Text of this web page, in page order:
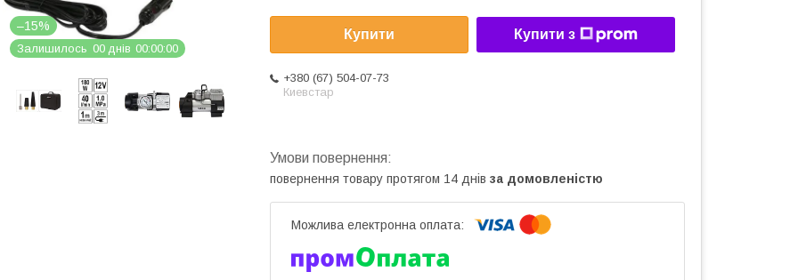
–15%
Залишилось 00 днів 00 00 00
Купити Купити з
+380 (67) 504-07-73
Киевстар
повернення товару протягом 14 днів за домовленістю